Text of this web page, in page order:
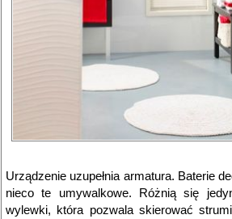
Urządzenie uzupełnia armatura. Baterie
nieco te umywalkowe. Różnią się
wylewki, która pozwala skierować